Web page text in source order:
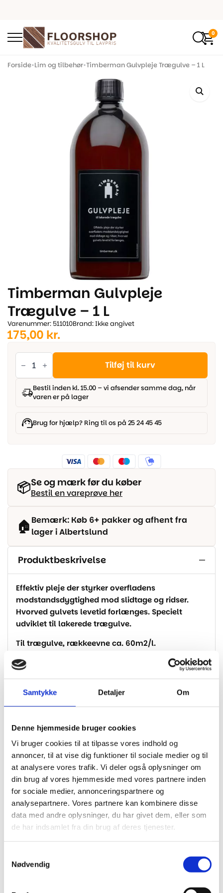
Samtykke Detaljer Om
Denne hjemmeside bruger cookies
Vi bruger cookies til at tilpasse vores indhold og
annoncer, til at vise dig funktioner til sociale medier og til
at analysere vores trafik. Vi deler også oplysninger om
din brug af vores hjemmeside med vores partnere inden
for sociale medier, annonceringspartnere og
analysepartnere. Vores partnere kan kombinere disse
data med andre oplysninger, du har givet dem, eller som
de har indsamlet fra din brug af deres tjenester.
Nødvendig
0
Forside•Lim og tilbehør•Timberman Gulvpleje Trægulve – 1 L
Timberman Gulvpleje
Trægulve – 1 L
Varenummer: 511010Brand: Ikke angivet
175,00 kr.
Timberman
Gulvpleje
Trægulve
-
antal
Tilføj til kurv
Bestil inden kl. 15.00 – vi afsender samme dag, når
varen er på lager
Brug for hjælp? Ring til os på 25 24 45 45
📦Se og mærk før du køber
Bestil en vareprøve her
🏠 Bemærk: Køb 6+ pakker og afhent fra
lager i Albertslund
Produktbeskrivelse
Effektiv pleje der styrker overfladens
modstandsdygtighed mod slidtage og ridser.
Hvorved gulvets levetid forlænges. Specielt
udviklet til lakerede trægulve.
Til trægulve, rækkeevne ca. 60m2/l.
Specifikationer
Andre har også kigget
på...
HARO Cleaning Parquet -
lakerede trægulve
-30%
Sikabond 130 - Limspartel A2